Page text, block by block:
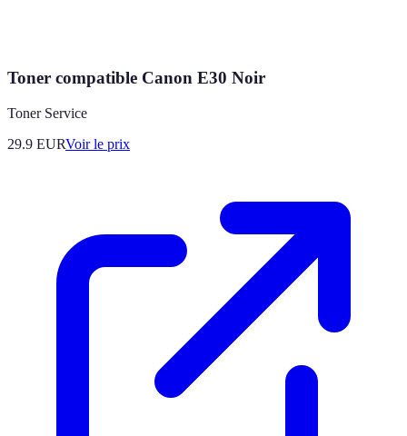
Toner compatible Canon E30 Noir
Toner Service
29.9 EURVoir le prix